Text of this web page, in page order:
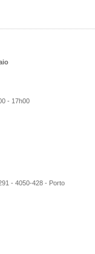
- 17h00
- 4050-428 - Porto